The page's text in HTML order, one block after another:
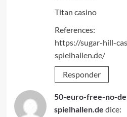
Titan casino
References:
https://sugar-hill-
spielhallen.de/
Responder
50-euro-free-no-
spielhallen.de dice: